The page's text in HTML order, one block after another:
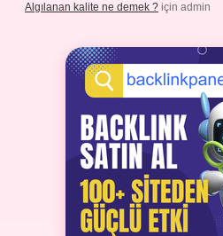
Algılanan kalite ne demek ? için admin